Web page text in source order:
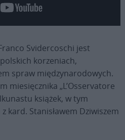
Svidercoschi jest
korzeniach,
spraw międzynarodowych.
miesięcznika „L’Osservatore
książek, w tym
kard. Stanisławem Dziwiszem